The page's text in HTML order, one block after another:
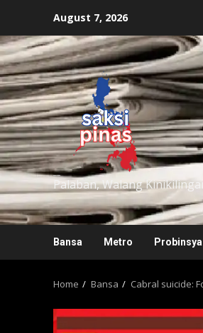
content
August 7, 2026
Palaban, Walang
Bansa Metro Probinsya
Home Bansa Cabral suicide: